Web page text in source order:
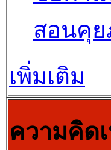
สอนคุ
เพิ่มเติม
ความคิด